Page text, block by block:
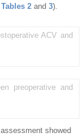
Tables 2 and 3).
ACV and
preoperative and
showed